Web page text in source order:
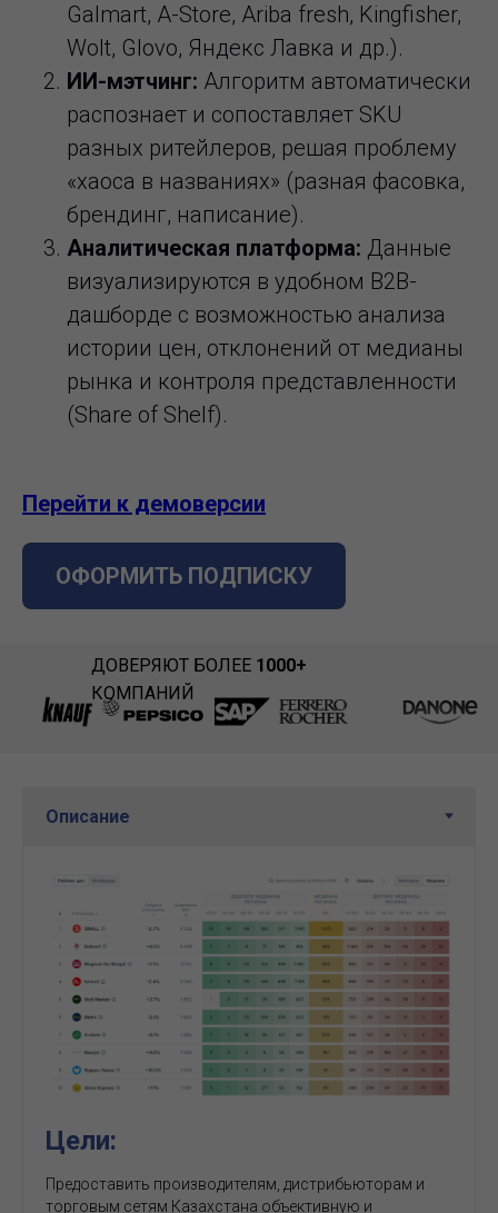
Galmart, A-Store, Ariba fresh, Kingfisher,
Wolt, Glovo, Яндекс Лавка и др.).
ИИ-мэтчинг: Алгоритм автоматически
распознает и сопоставляет SKU
разных ритейлеров, решая проблему
«хаоса в названиях» (разная фасовка,
брендинг, написание).
Аналитическая платформа: Данные
визуализируются в удобном B2B-
дашборде с возможностью анализа
истории цен, отклонений от медианы
рынка и контроля представленности
(Share of Shelf).
Перейти к демоверсии
ОФОРМИТЬ ПОДПИСКУ
ДОВЕРЯЮТ БОЛЕЕ 1000+
КОМПАНИЙ
Цели:
Предоставить производителям, дистрибьюторам и
торговым сетям Казахстана объективную и